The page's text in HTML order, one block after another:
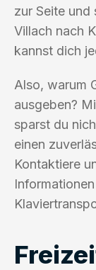
zur Seite
Villach nach
kannst dich
Also, warum
ausgeben?
sparst du
einen
Kontaktiere